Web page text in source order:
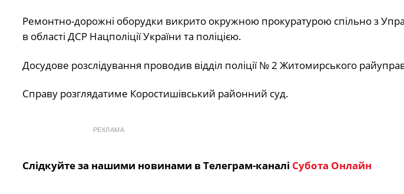
Ремонтно-дорожні оборудки викрито окружною прокуратурою спільно з
в області ДСР Нацполіції України та поліцією.
Досудове розслідування проводив відділ поліції № 2 Житомирського
Справу розглядатиме Коростишівський районний суд.
РЕКЛАМА
Слідкуйте за нашими новинами в Телеграм-каналі Субота Онлайн